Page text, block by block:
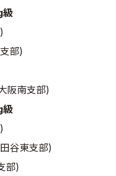
級
部)
南支部)
級
谷東支部)
部)